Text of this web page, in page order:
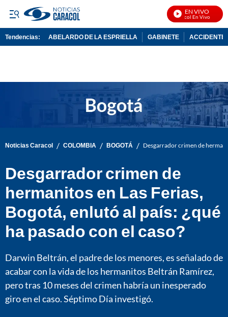
EN VIVO
Noticias Caracol En Vivo
Tendencias: ABELARDO DE LA ESPRIELLA GABINETE ACCIDENTE
Noticias Caracol / COLOMBIA / BOGOTÁ / Desgarrador crimen de
Desgarrador crimen de
hermanitos en Las Ferias,
Bogotá, enlutó al país: ¿qué
ha pasado con el caso?
Darwin Beltrán, el padre de los menores, es señalado de
acabar con la vida de los hermanitos Beltrán Ramírez,
pero tras 10 meses del crimen habría un inesperado
giro en el caso. Séptimo Día investigó.